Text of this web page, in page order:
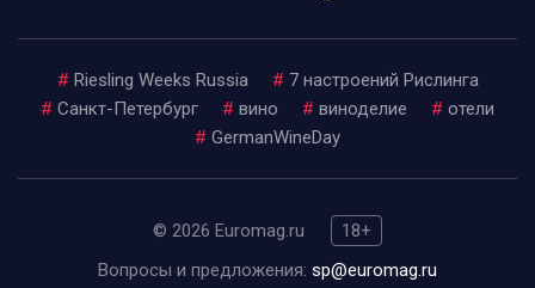
# Riesling Weeks Russia # 7 настроений Рислинга
# Санкт-Петербург # вино # виноделие # отели
# GermanWineDay
© 2026 Euromag.ru
18+
Вопросы и предложения: sp@euromag.ru